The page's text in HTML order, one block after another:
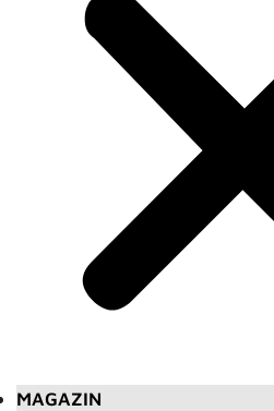
MAGAZIN